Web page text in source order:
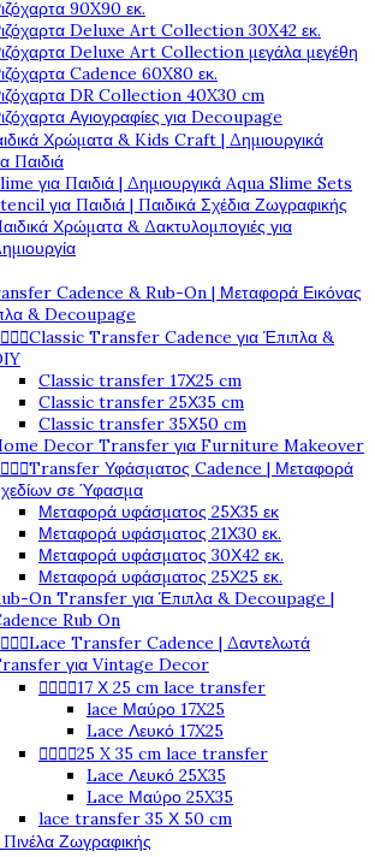
90X90 εκ.
Deluxe Art Collection 30X42 εκ.
Deluxe Art Collection μεγάλα μεγέθη
Cadence 60X80 εκ.
DR Collection 40X30 cm
Αγιογραφίες για Decoupage
Χρώματα & Kids Craft | Δημιουργικά
Παιδιά
για Παιδιά | Δημιουργικά Aqua Slime Sets
για Παιδιά | Παιδικά Σχέδια Ζωγραφικής
Χρώματα & Δακτυλομπογιές για
Cadence & Rub-On | Μεταφορά Εικόνας
& Decoupage
  Classic Transfer Cadence για Έπιπλα &
Classic transfer 17Χ25 cm
Classic transfer 25Χ35 cm
Classic transfer 35Χ50 cm
Decor Transfer για Furniture Makeover
  Transfer Υφάσματος Cadence | Μεταφορά
σε Ύφασμα
Μεταφορά υφάσματος 25Χ35 εκ
Μεταφορά υφάσματος 21Χ30 εκ.
Μεταφορά υφάσματος 30Χ42 εκ.
Μεταφορά υφάσματος 25Χ25 εκ.
On Transfer για Έπιπλα & Decoupage |
Rub On
  Lace Transfer Cadence | Δαντελωτά
για Vintage Decor
   17 Χ 25 cm lace transfer
lace Μαύρο 17X25
Lace Λευκό 17X25
   25 X 35 cm lace transfer
Lace Λευκό 25X35
Lace Μαύρο 25X35
lace transfer 35 Χ 50 cm
Ζωγραφικής